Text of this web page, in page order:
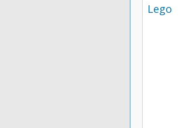
Lego